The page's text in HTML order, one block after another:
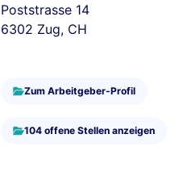
Poststrasse 14
6302 Zug, CH
Zum Arbeitgeber-Profil
104 offene Stellen anzeigen